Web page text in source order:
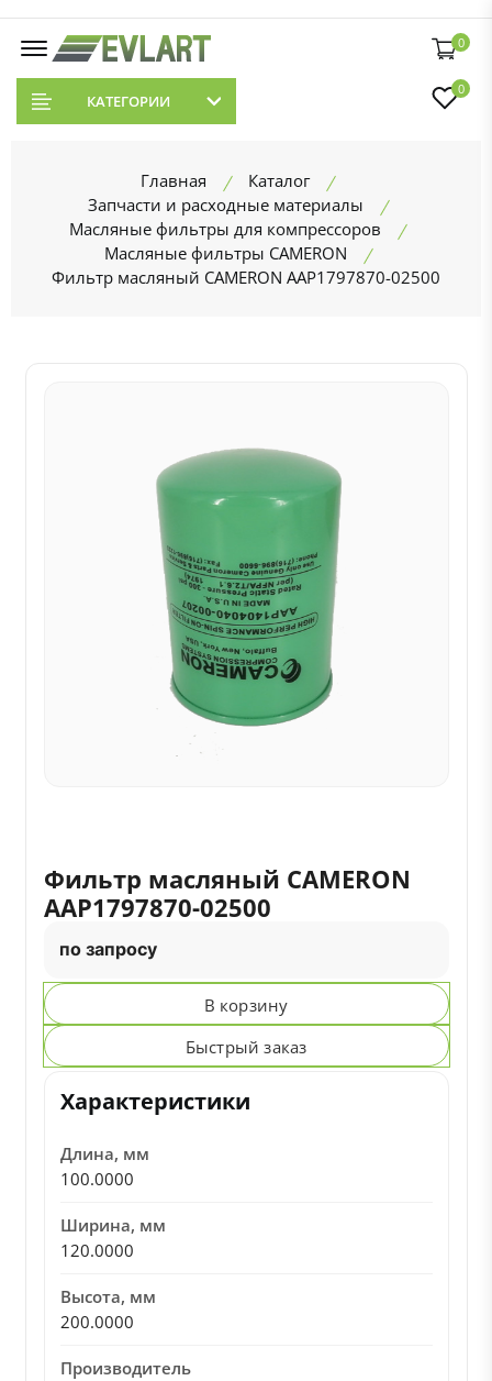
0
КАТЕГОРИИ
0
Главная
Каталог
Запчасти и расходные материалы
Масляные фильтры для компрессоров
Масляные фильтры CAMERON
Фильтр масляный CAMERON AAP1797870-02500
Фильтр масляный CAMERON
AAP1797870-02500
по запросу
В корзину
Быстрый заказ
Характеристики
Длина, мм
100.0000
Ширина, мм
120.0000
Высота, мм
200.0000
Производитель